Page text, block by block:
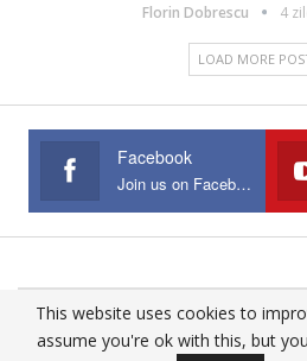
Florin Dobrescu 4
LOAD MORE
Facebook
Join us on Facebook
© 2025 - All Rights
Website Design:
This website uses cookies to
assume you're ok with this, but